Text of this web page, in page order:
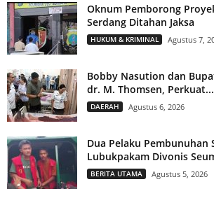
Oknum Pemborong
Serdang Ditahan Jaksa
HUKUM & KRIMINAL Agustus 7,
Bobby Nasution dan
dr. M. Thomsen, Perkuat...
DAERAH Agustus 6, 2026
Dua Pelaku Pembunuhan
Lubukpakam Divonis
BERITA UTAMA Agustus 5, 2026